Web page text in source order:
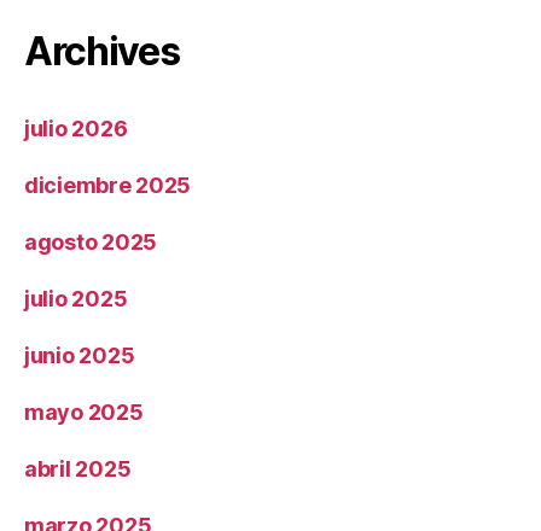
Archives
julio 2026
diciembre 2025
agosto 2025
julio 2025
junio 2025
mayo 2025
abril 2025
marzo 2025